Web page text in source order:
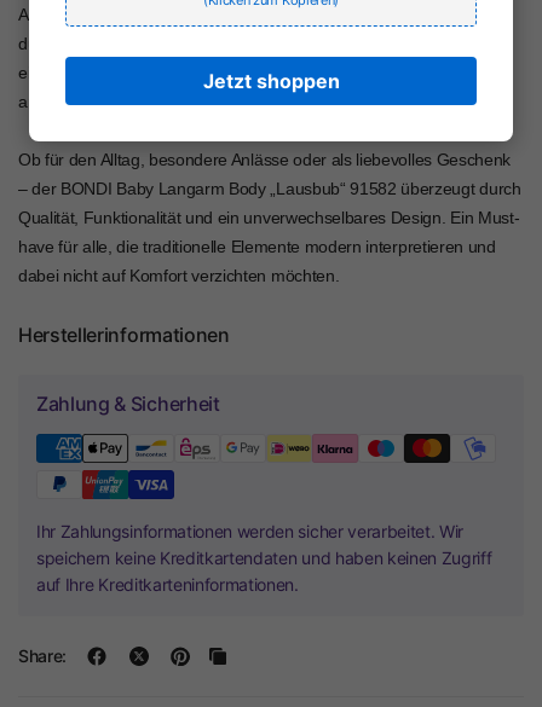
Alltag für Eltern komfortabler und stressfreier gestaltet. Die
durchdachte Passform bietet ausreichend Bewegungsfreiheit, ohne
einzuengen, und passt sich optimal den Bedürfnissen Ihres Babys
an.
Ob für den Alltag, besondere Anlässe oder als liebevolles Geschenk
– der BONDI Baby Langarm Body „Lausbub“ 91582 überzeugt durch
Qualität, Funktionalität und ein unverwechselbares Design. Ein Must-
have für alle, die traditionelle Elemente modern interpretieren und
dabei nicht auf Komfort verzichten möchten.
Herstellerinformationen
Zahlung & Sicherheit
Ihr Zahlungsinformationen werden sicher verarbeitet. Wir
speichern keine Kreditkartendaten und haben keinen Zugriff
auf Ihre Kreditkarteninformationen.
Share:
Jetzt shoppen